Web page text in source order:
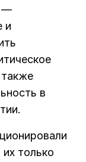
—
и
в
только